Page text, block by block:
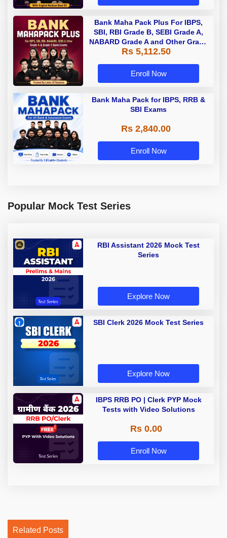
Bank Maha Pack Plus For IBPS,
SBI, RBI Grade B, SEBI Grade A,
NABARD Grade A and Other Grade
A & Grade B Bank Exams
Rs 5,112.50
Enroll Now
Bank Maha Pack for IBPS, RRB &
SBI Exams
Rs 2,840.00
Enroll Now
Popular Mock Test Series
RBI Assistant 2026 Mock Test
Series
Explore Now
SBI Clerk 2026 Mock Test Series
Explore Now
IBPS RRB PO | Clerk PYP Mock
Tests with Video Solutions
Rs 0.00
Enroll Now
Related Posts